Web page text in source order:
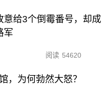
意给3个倒霉番号，却成
军
阅读 54620
，为何勃然大怒？